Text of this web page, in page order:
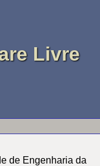
Livre
de Engenharia da